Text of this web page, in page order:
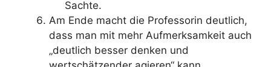
Sachte.
Am Ende macht die Professorin deutlich,
dass man mit mehr Aufmerksamkeit auch
„deutlich besser denken und